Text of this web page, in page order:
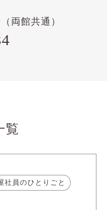
両館共通）
覧
員のひとりごと